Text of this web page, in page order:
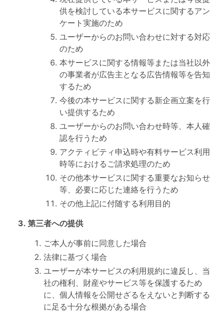
供を検討している本サービスに関するアン
ケート実施のため
ユーザーからのお問い合わせに対する対応
のため
本サービスに関する情報等または当社以外
の事業者が広告主となる広告情報等を告知
するため
今後の本サービスに関する新企画立案を行
い提供するため
ユーザーからのお問い合わせ時等、本人確
認を行うため
アクティビティ申込時や有料サービス利用
時等におけるご請求処理のため
その他本サービスに関する重要なお知らせ
等、必要に応じた連絡を行うため
その他上記に付随する利用目的
第三者への提供
ご本人が事前に同意した場合
法律に基づく場合
ユーザーが本サービスの利用規約に違反し、当
社の権利、財産やサービス等を保護するため
に、個人情報を公開せざるをえないと判断する
に足る十分な根拠がある場合